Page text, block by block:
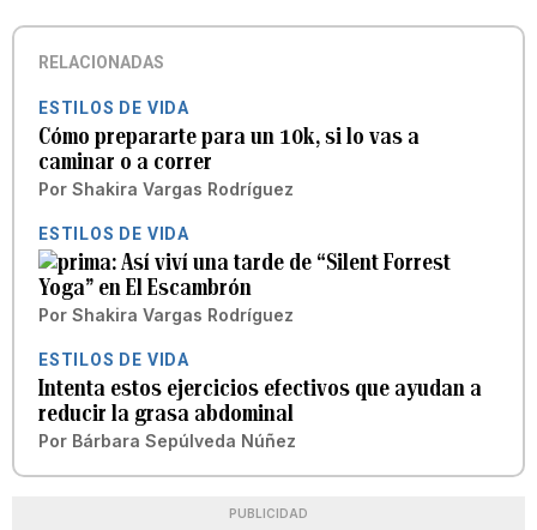
RELACIONADAS
ESTILOS DE VIDA
Cómo prepararte para un 10k, si lo vas a
caminar o a correr
Por Shakira Vargas Rodríguez
ESTILOS DE VIDA
Así viví una tarde de “Silent Forrest
Yoga” en El Escambrón
Por Shakira Vargas Rodríguez
ESTILOS DE VIDA
Intenta estos ejercicios efectivos que ayudan a
reducir la grasa abdominal
Por Bárbara Sepúlveda Núñez
PUBLICIDAD